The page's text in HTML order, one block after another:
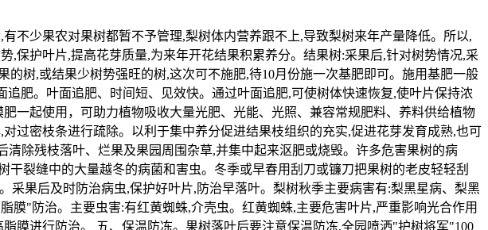
不少果农对果树都暂不予管理,梨树体内营养跟不上,导致梨树来年产量降低。所以,
保护叶片,提高花芽质量,为来年开花结果积累养分。结果树:采果后,针对树势情况,采
树,或结果少树势强旺的树,这次可不施肥,待10月份施一次基肥即可。施用基肥一般
肥。叶面追肥、时间短、见效快。通过叶面追肥,可使树体快速恢复,使叶片保持浓
一起使用，可助力植物吸收大量光肥、光能、光照、兼容常规肥料、养料供给植物
过密枝条进行疏除。以利于集中养分促进结果枝组织的充实,促进花芽发育成熟,也可
除残枝落叶、烂果及果园周围杂草,并集中起来沤肥或烧毁。许多危害果树的病
裂缝中的大量越冬的病菌和害虫。冬季或早春用刮刀或镰刀把果树的老皮轻轻刮
果后及时防治病虫,保护好叶片,防治早落叶。梨树秋季主要病害有:梨黑星病、梨黑
"防治。主要虫害:有红黄蜘蛛,介壳虫。红黄蜘蛛,主要危害叶片,严重影响光合作用
膜进行防治。 五、保温防冻。果树落叶后要注意保温防冻,全园喷洒"护树将军"100